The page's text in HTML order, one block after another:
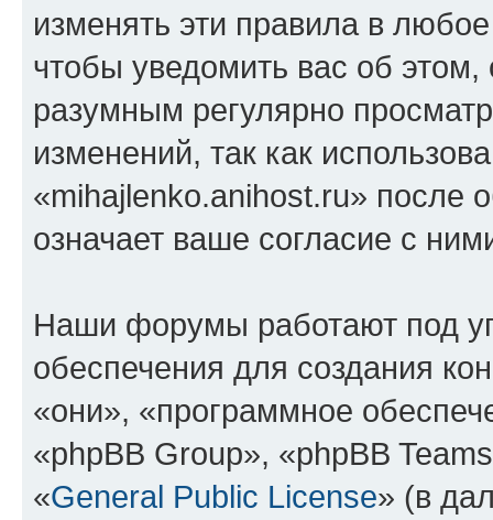
изменять эти правила в
чтобы уведомить вас об
разумным регулярно
изменений, так как
«mihajlenko.anihost.ru» после
означает ваше согласие с
Наши форумы работают под
обеспечения для создания
«они», «программное
«phpBB Group», «phpBB
«General Public License» (в